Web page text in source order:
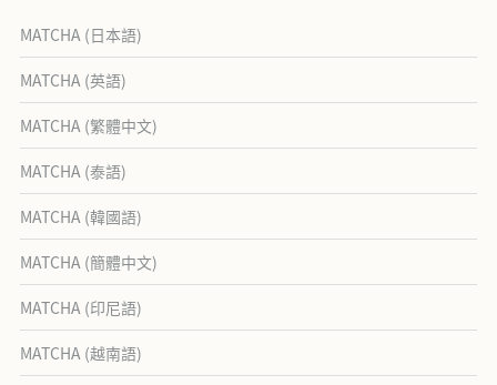
MATCHA (日本語)
MATCHA (英語)
MATCHA (繁體中文)
MATCHA (泰語)
MATCHA (韓國語)
MATCHA (簡體中文)
MATCHA (印尼語)
MATCHA (越南語)